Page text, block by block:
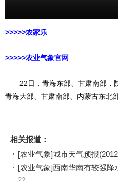
>>>>>农家乐
>>>>>农业气象官网
22日，青海东部、甘肃南部，陕
青海大部、甘肃南部、内蒙古东北
相关报道：
[农业气象]城市天气预报
[农业气象]西南华南有较强降